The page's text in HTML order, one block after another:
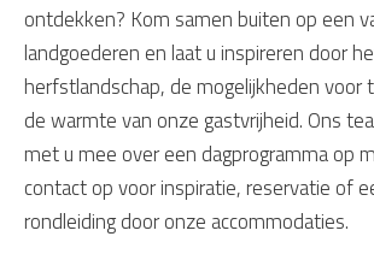
ontdekken? Kom samen buiten op een
landgoederen en laat u inspireren door
herfstlandschap, de mogelijkheden voor
de warmte van onze gastvrijheid. Ons
met u mee over een dagprogramma op
contact op voor inspiratie, reservatie of
rondleiding door onze accommodaties.